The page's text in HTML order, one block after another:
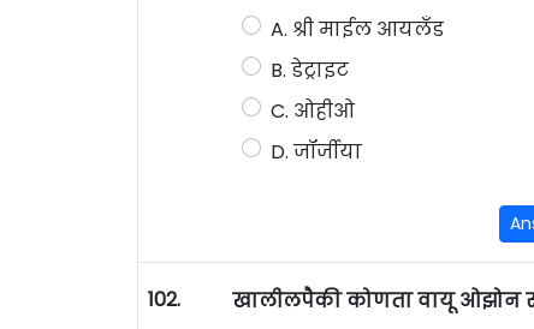
A. श्री माईल आयलँड
B. डेट्राइट
C. ओहीओ
D. जॉर्जीया
102. खालीलपैकी कोणता वायू ओझोन